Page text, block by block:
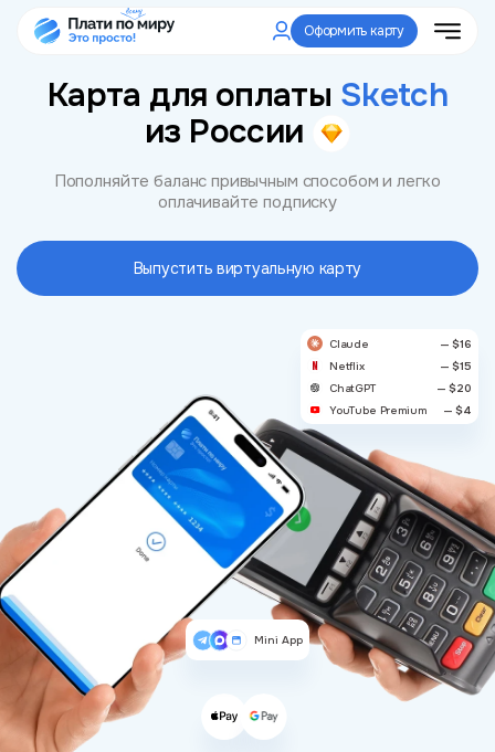
Оформить карту
Карта для оплаты Sketch
из России
Пополняйте баланс привычным способом и легко
оплачивайте подписку
Выпустить виртуальную карту
Claude
— $16
Netflix
— $15
ChatGPT
— $20
YouTube Premium
— $4
Mini App